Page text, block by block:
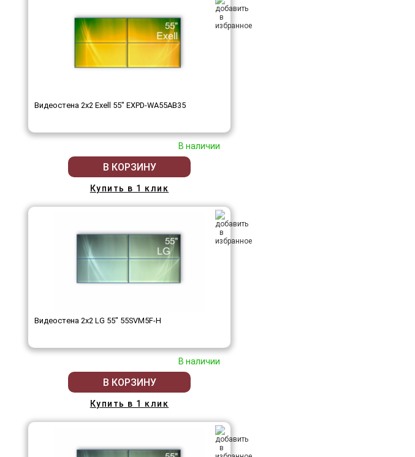
Видеостена 2x2 Exell 55" EXPD-WA55AB35
В наличии
В КОРЗИНУ
Купить в 1 клик
Видеостена 2x2 LG 55" 55SVM5F-H
В наличии
В КОРЗИНУ
Купить в 1 клик